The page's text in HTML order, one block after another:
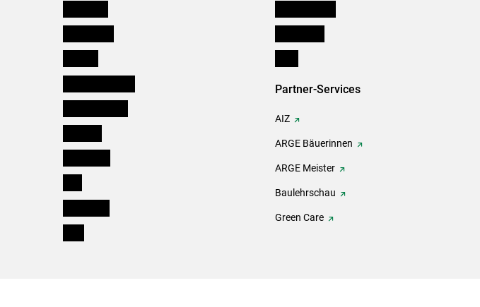
Partner-Services
AIZ
ARGE Bäuerinnen
ARGE Meister
Baulehrschau
Green Care